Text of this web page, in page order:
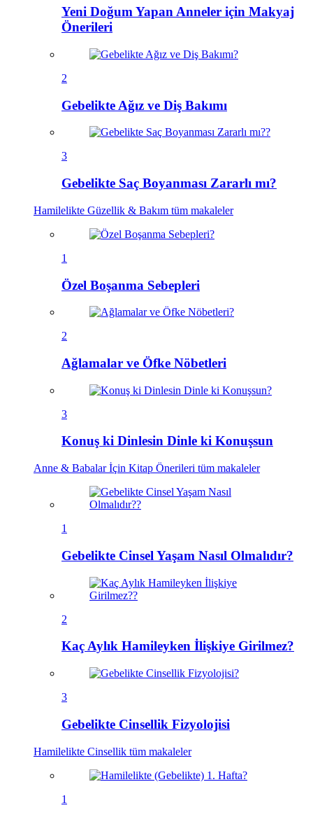
Yeni Doğum Yapan Anneler için Makyaj
Önerileri
2
Gebelikte Ağız ve Diş Bakımı
3
Gebelikte Saç Boyanması Zararlı mı?
Hamilelikte Güzellik & Bakım tüm makaleler
1
Özel Boşanma Sebepleri
2
Ağlamalar ve Öfke Nöbetleri
3
Konuş ki Dinlesin Dinle ki Konuşsun
Anne & Babalar İçin Kitap Önerileri tüm makaleler
1
Gebelikte Cinsel Yaşam Nasıl Olmalıdır?
2
Kaç Aylık Hamileyken İlişkiye Girilmez?
3
Gebelikte Cinsellik Fizyolojisi
Hamilelikte Cinsellik tüm makaleler
1